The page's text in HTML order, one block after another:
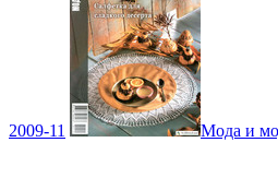
2009-11 Мода и